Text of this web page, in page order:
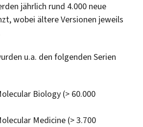
jährlich rund 4.000 neue
wobei ältere Versionen jeweils
u.a. den folgenden Serien
Biology (> 60.000
Medicine (> 3.700